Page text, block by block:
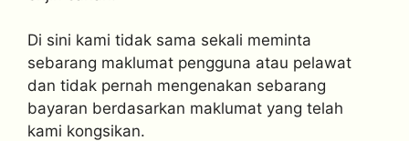
Di sini kami tidak sama sekali meminta
sebarang maklumat pengguna atau pelawat
dan tidak pernah mengenakan sebarang
bayaran berdasarkan maklumat yang telah
kami kongsikan.